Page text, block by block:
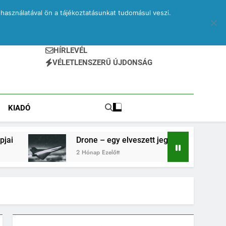
HÍRLEVÉL
VÉLETLENSZERŰ ÚJDONSÁG
KIADÓ
Drone – egy elveszett jegyzetfüzet kitépett lapjai
2 Hónap Ezelőtt
ön a tájékoztatásunkat tudomásul veszi.